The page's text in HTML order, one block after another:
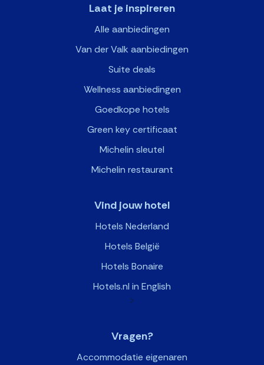
Laat je inspireren
Alle aanbiedingen
Van der Valk aanbiedingen
Suite deals
Wellness aanbiedingen
Goedkope hotels
Green key certificaat
Michelin sleutel
Michelin restaurant
Vind jouw hotel
Hotels Nederland
Hotels België
Hotels Bonaire
Hotels.nl in English
>
Vragen?
Accommodatie eigenaren